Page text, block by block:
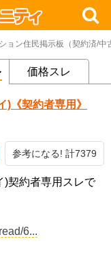
ョン住民掲示板（契約済/中
価格スレ
《契約者専用》
参考になる! 計7379
)契約者専用スレで
6...